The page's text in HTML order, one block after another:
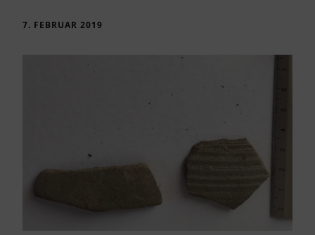
7. FEBRUAR 2019